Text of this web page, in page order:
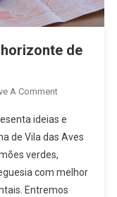
de
A CommentOn
Vila
Das
Aves
Com
Horizonte
ideias e
de Vila das Aves
verdes,
com melhor
Entremos